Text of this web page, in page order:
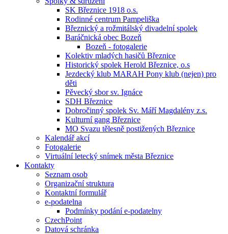
SK Březnice 1918 o.s.
Rodinné centrum Pampeliška
Březnický a rožmitálský divadelní spolek
Baráčnická obec Bozeň
Bozeň - fotogalerie
Kolektiv mladých hasičů Březnice
Historický spolek Herold Březnice, o.s
Jezdecký klub MARAH Pony klub (nejen) pro
děti
Pěvecký sbor sv. Ignáce
SDH Březnice
Dobročinný spolek Sv. Máří Magdalény z.s.
Kulturní gang Březnice
MO Svazu tělesně postižených Březnice
Kalendář akcí
Fotogalerie
Virtuální letecký snímek města Březnice
Kontakty
Seznam osob
Organizační struktura
Kontaktní formulář
e-podatelna
Podmínky podání e-podatelny
CzechPoint
Datová schránka